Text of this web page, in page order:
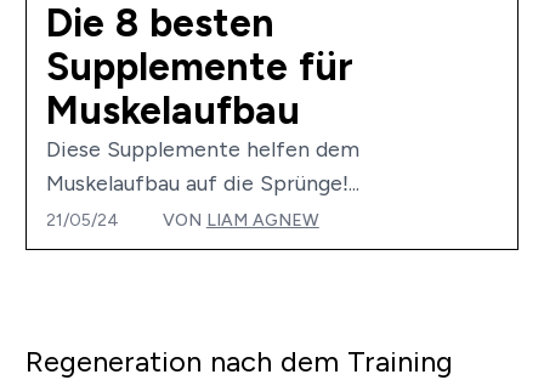
Die 8 besten
Supplemente für
Muskelaufbau
Diese Supplemente helfen dem
Muskelaufbau auf die Sprünge!...
21/05/24 VON LIAM AGNEW
Regeneration nach dem Training